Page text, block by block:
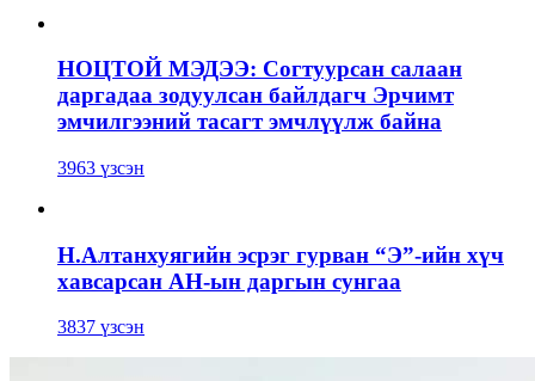
НОЦТОЙ МЭДЭЭ: Согтуурсан салаан
даргадаа зодуулсан байлдагч Эрчимт
эмчилгээний тасагт эмчлүүлж байна
3963 үзсэн
Н.Алтанхуягийн эсрэг гурван “Э”-ийн хүч
хавсарсан АН-ын даргын сунгаа
3837 үзсэн